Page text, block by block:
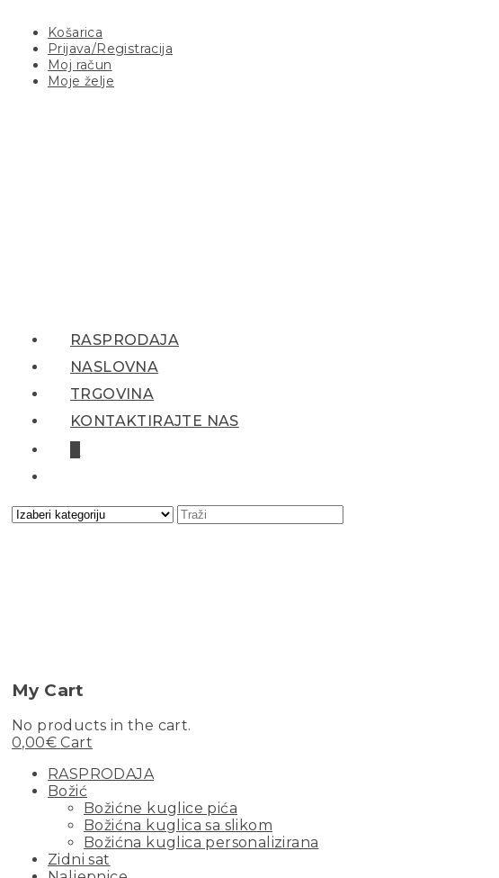
Košarica
Prijava/Registracija
Moj račun
Moje želje
RASPRODAJA
NASLOVNA
TRGOVINA
KONTAKTIRAJTE NAS
My Cart
No products in the cart.
0,00€ Cart
RASPRODAJA
Božić
Božićne kuglice pića
Božićna kuglica sa slikom
Božićna kuglica personalizirana
Zidni sat